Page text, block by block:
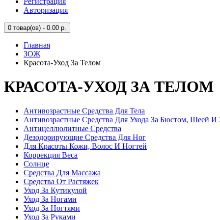
Авторизация
0 товар(ов) - 0.00 р.
Главная
ЗОЖ
Красота-Уход За Телом
КРАСОТА-УХОД ЗА ТЕЛОМ
Антивозрастные Средства Для Тела
Антивозрастные Средства Для Ухода За Бюстом, Шеей И
Антицеллюлитные Средства
Дезодорирующие Средства Для Ног
Для Красоты Кожи, Волос И Ногтей
Коррекция Веса
Солнце
Средства Для Массажа
Средства От Растяжек
Уход За Кутикулой
Уход За Ногами
Уход За Ногтями
Уход За Руками